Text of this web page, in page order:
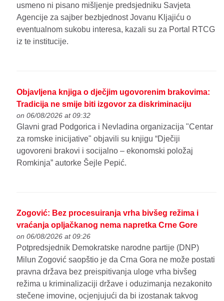
usmeno ni pisano mišljenje predsjedniku Savjeta
Agencije za sajber bezbjednost Jovanu Kljajiću o
eventualnom sukobu interesa, kazali su za Portal RTCG
iz te institucije.
Objavljena knjiga o dječjim ugovorenim brakovima:
Tradicija ne smije biti izgovor za diskriminaciju
on 06/08/2026 at 09:32
Glavni grad Podgorica i Nevladina organizacija "Centar
za romske inicijative" objavili su knjigu “Dječiji
ugovoreni brakovi i socijalno – ekonomski položaj
Romkinja” autorke Šejle Pepić.
Zogović: Bez procesuiranja vrha bivšeg režima i
vraćanja opljačkanog nema napretka Crne Gore
on 06/08/2026 at 09:26
Potpredsjednik Demokratske narodne partije (DNP)
Milun Zogović saopštio je da Crna Gora ne može postati
pravna država bez preispitivanja uloge vrha bivšeg
režima u kriminalizaciji države i oduzimanja nezakonito
stečene imovine, ocjenjujući da bi izostanak takvog